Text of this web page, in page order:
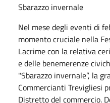
Sbarazzo invernale
Nel mese degli eventi di
momento cruciale nella
Lacrime con la relativa
e delle benemerenze
"Sbarazzo invernale”, la
Commercianti Trevigliesi
Distretto del commercio.